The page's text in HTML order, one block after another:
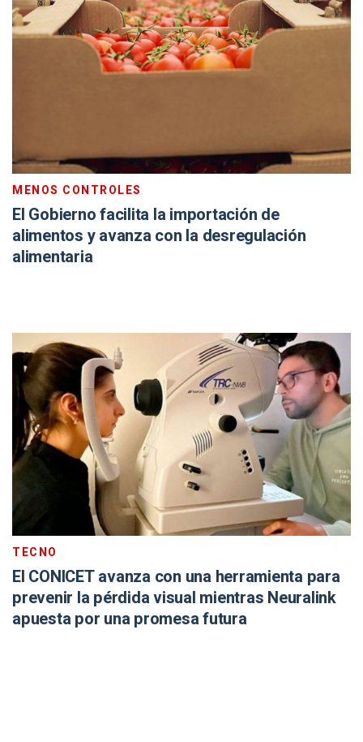
MENOS CONTROLES
El Gobierno facilita la importación de
alimentos y avanza con la desregulación
alimentaria
TECNO
El CONICET avanza con una herramienta para
prevenir la pérdida visual mientras Neuralink
apuesta por una promesa futura